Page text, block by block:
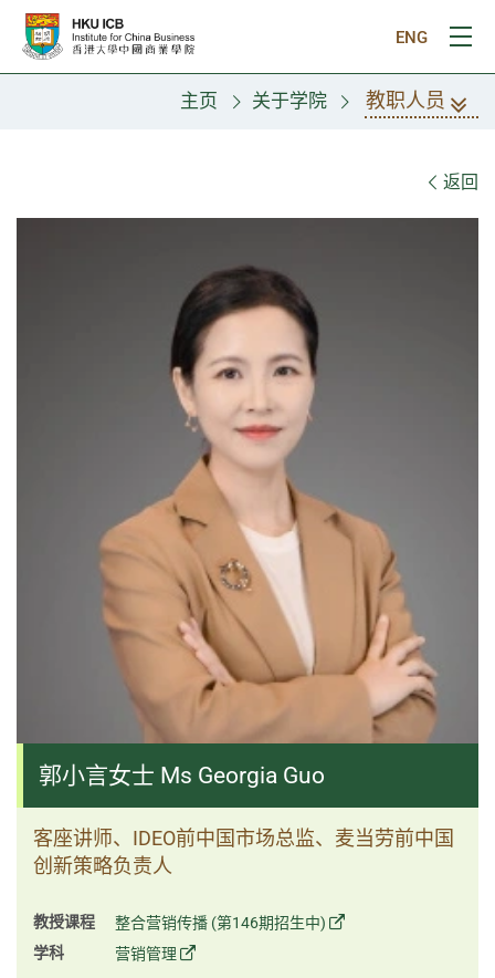
跳往主要内容
ENG
打
主页 关于学院 教职人员
返回
郭小言女士 Ms Georgia Guo
客座讲师、IDEO前中国市场总监、麦当劳前中国
创新策略负责人
教授课程
整合营销传播 (第146期招生中)
学科
营销管理